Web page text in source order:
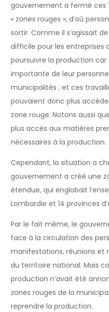
gouvernement a fermé ces
« zones rouges », d’où
sortir. Comme il s’agissait
difficile pour les entreprises
poursuivre la production
importante de leur
municipalités ; et ces
pouvaient donc plus
zone rouge. Notons aussi
plus accès aux matières
nécessaires à la production.
Cependant, la situation a
gouvernement a créé une
étendue, qui englobait
Lombardie et 14 provinces
Par le fait même, le
face à la circulation des
manifestations, réunions et
du territoire national. Mais
production n’avait été
zones rouges de la
reprendre la production.